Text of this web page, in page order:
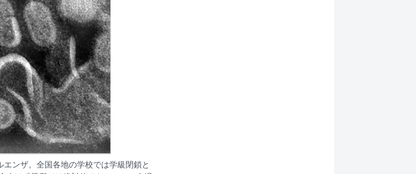
ンザ。全国各地の学校では学級閉鎖と